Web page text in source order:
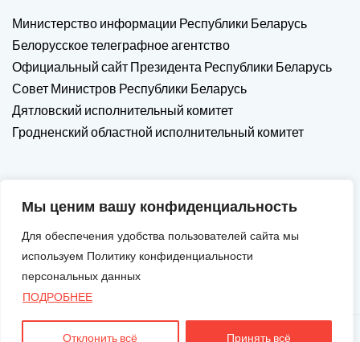
Мы ценим вашу конфиденциальность
Для обеспечения удобства пользователей сайта мы
используем Политику конфиденциальности
персональных данных
ПОДРОБНЕЕ
Отклонить всё Принять всё
Министерство информации Республики Беларусь
Белорусское телеграфное агентство
Официальный сайт Президента Республики Беларусь
Совет Министров Республики Беларусь
Дятловский исполнительный комитет
Гродненский областной исполнительный комитет